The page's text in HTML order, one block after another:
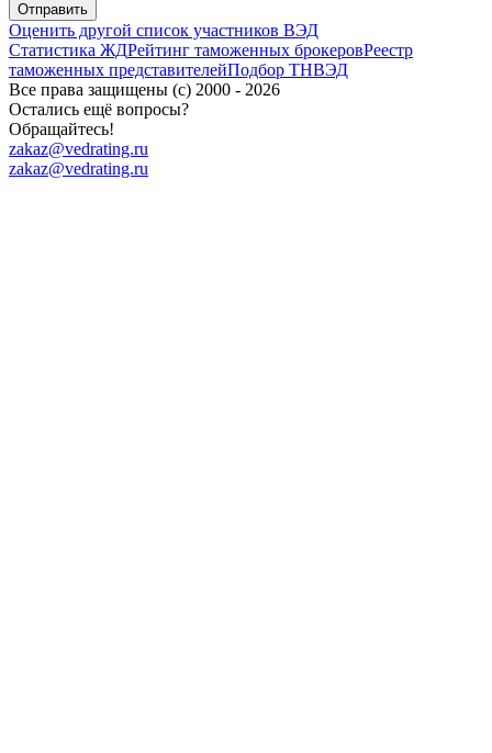
Отправить
Оценить другой список участников ВЭД
Статистика ЖДРейтинг таможенных брокеровРеестр
таможенных представителейПодбор ТНВЭД
Все права защищены (с) 2000 - 2026
Остались ещё вопросы?
Обращайтесь!
zakaz@vedrating.ru
zakaz@vedrating.ru